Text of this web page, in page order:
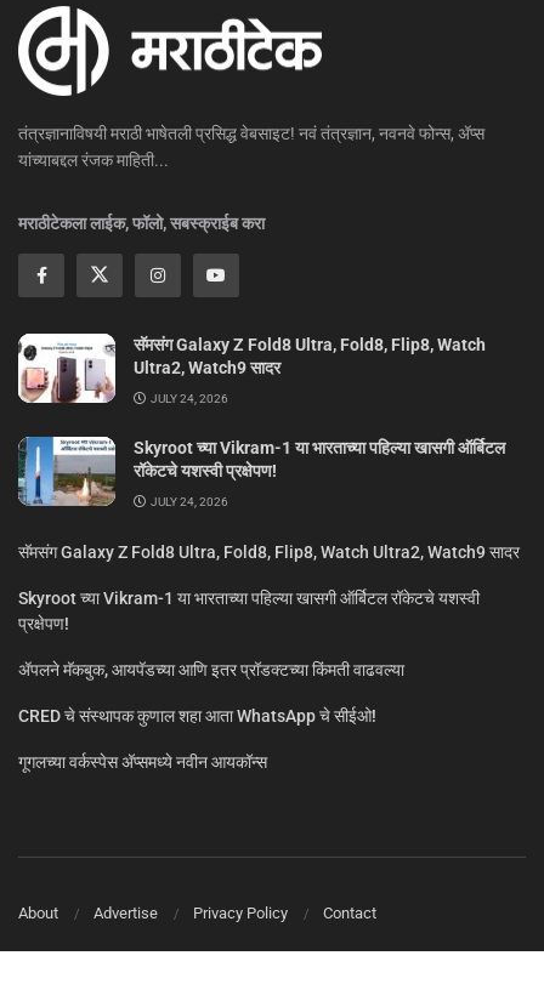
तंत्रज्ञानाविषयी मराठी भाषेतली प्रसिद्ध वेबसाइट! नवं तंत्रज्ञान, नवनवे फोन्स, ॲप्स
यांच्याबद्दल रंजक माहिती...
मराठीटेकला लाईक, फॉलो, सबस्क्राईब करा
सॅमसंग Galaxy Z Fold8 Ultra, Fold8, Flip8, Watch
Ultra2, Watch9 सादर
JULY 24, 2026
Skyroot च्या Vikram-1 या भारताच्या पहिल्या खासगी ऑर्बिटल
रॉकेटचे यशस्वी प्रक्षेपण!
JULY 24, 2026
सॅमसंग Galaxy Z Fold8 Ultra, Fold8, Flip8, Watch Ultra2, Watch9 सादर
Skyroot च्या Vikram-1 या भारताच्या पहिल्या खासगी ऑर्बिटल रॉकेटचे यशस्वी
प्रक्षेपण!
ॲपलने मॅकबुक, आयपॅडच्या आणि इतर प्रॉडक्टच्या किंमती वाढवल्या
CRED चे संस्थापक कुणाल शहा आता WhatsApp चे सीईओ!
गूगलच्या वर्कस्पेस अ‍ॅप्समध्ये नवीन आयकॉन्स
About Advertise Privacy Policy Contact